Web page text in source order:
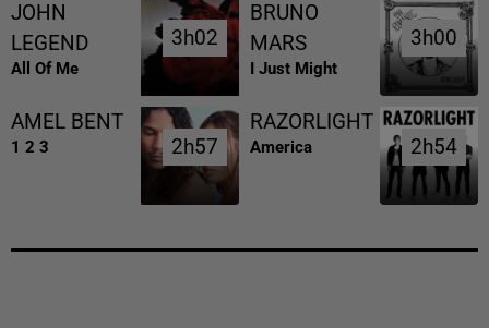
JOHN
LEGEND
All Of Me
3h02
3h02
BRUNO
MARS
I Just Might
3h00
3h00
AMEL BENT
1 2 3 2h57
2h57
RAZORLIGHT
America 2h54
2h54